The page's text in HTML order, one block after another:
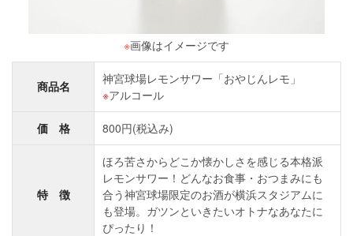
※画像はイメージです
商品名
神宮球場レモンサワー「おやじんレモ」
アルコール
価 格 800円(税込み)
特 徴
ほろ苦さからどこか懐かしさを感じる本格派
レモンサワー！どんなお食事・おつまみにも
合う神宮球場限定のお酒が横浜スタジアムに
も登場。ガツンといきたいオトナなあなたに
ぴったり！